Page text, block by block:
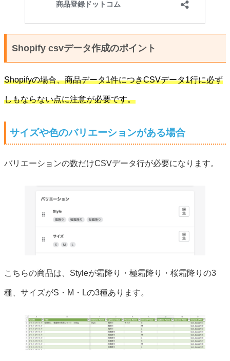
Shopify csvデータ作成のポイント
Shopifyの場合、商品データ1件につきCSVデータ1行に必ず
しもならない点に注意が必要です。
サイズや色のバリエーションがある場合
バリエーションの数だけCSVデータ行が必要になります。
こちらの商品は、Styleが霜降り・極霜降り・桜霜降りの3
種、サイズがS・M・Lの3種あります。